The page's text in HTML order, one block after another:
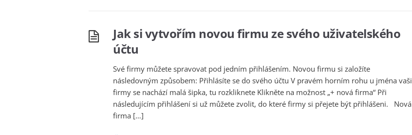
Jak si vytvořím novou firmu ze svého uživatelského
účtu
Své firmy můžete spravovat pod jedním přihlášením. Novou firmu si založíte
následovným způsobem: Přihlásíte se do svého účtu V pravém horním rohu u jména vaši
firmy se nachází malá šipka, tu rozkliknete Klikněte na možnost „+ nová firma“ Při
následujícím přihlášení si už můžete zvolit, do které firmy si přejete být přihlášeni. Nová
firma […]